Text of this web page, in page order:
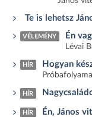
Te is lehetsz
VÉLEMÉNY Én
Lévai
HÍR Hogyan
HÍR
HÍR Én, János